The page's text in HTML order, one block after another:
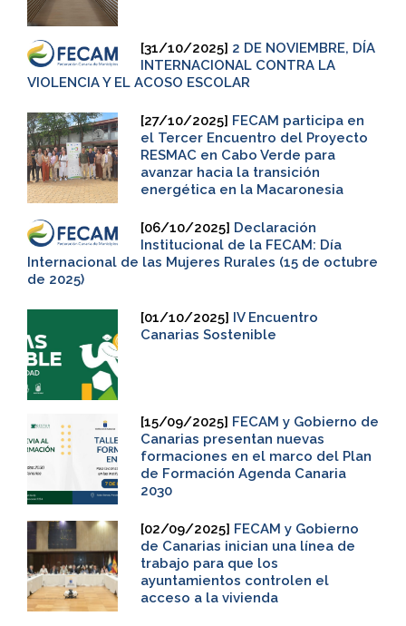
[31/10/2025] 2 DE NOVIEMBRE, DÍA
INTERNACIONAL CONTRA LA
VIOLENCIA Y EL ACOSO ESCOLAR
[27/10/2025] FECAM participa en
el Tercer Encuentro del Proyecto
RESMAC en Cabo Verde para
avanzar hacia la transición
energética en la Macaronesia
[06/10/2025] Declaración
Institucional de la FECAM: Día
Internacional de las Mujeres Rurales (15 de octubre
de 2025)
[01/10/2025] IV Encuentro
Canarias Sostenible
[15/09/2025] FECAM y Gobierno de
Canarias presentan nuevas
formaciones en el marco del Plan
de Formación Agenda Canaria
2030
[02/09/2025] FECAM y Gobierno
de Canarias inician una línea de
trabajo para que los
ayuntamientos controlen el
acceso a la vivienda